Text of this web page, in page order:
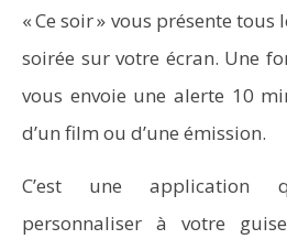
« Ce soir » vous présente
soirée sur votre écran. Une
vous envoie une alerte 10
d’un film ou d’une émission.
C’est une application
personnaliser à votre